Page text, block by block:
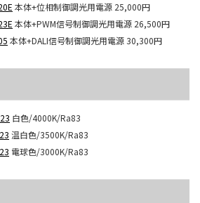
本体+位相制御調光用電源 25,000円
本体+PWM信号制御調光用電源 26,500円
本体+DALI信号制御調光用電源30,300円
白色/4000K/Ra83
温白色/3500K/Ra83
電球色/3000K/Ra83